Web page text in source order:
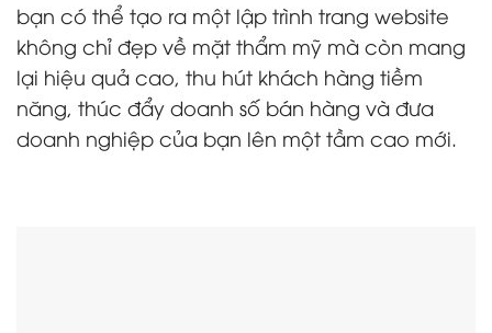
bạn có thể tạo ra một lập trình trang website
không chỉ đẹp về mặt thẩm mỹ mà còn mang
lại hiệu quả cao, thu hút khách hàng tiềm
năng, thúc đẩy doanh số bán hàng và đưa
doanh nghiệp của bạn lên một tầm cao mới.